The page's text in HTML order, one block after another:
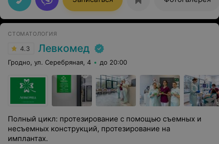
СТОМАТОЛОГИЯ
4.3 Левкомед
Гродно, ул. Серебряная, 4 до 20:00
Полный цикл: протезирование с помощью съемных и
несъемных конструкций, протезирование на
имплантах.